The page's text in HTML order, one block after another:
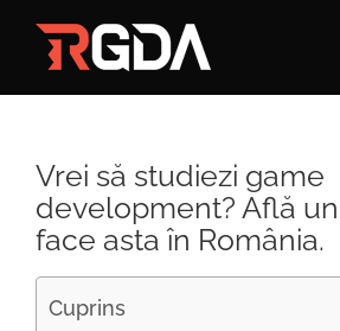
Vrei să studiezi game
development? Află
face asta în România.
Cuprins